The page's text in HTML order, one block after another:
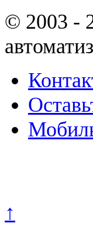
© 2003 -
↑